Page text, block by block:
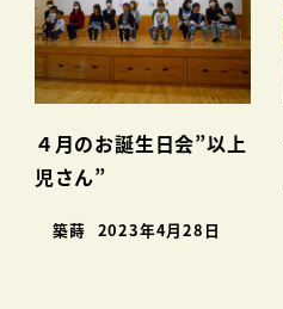
４月のお誕生日会”以上
児さん”
築蒔 2023年4月28日